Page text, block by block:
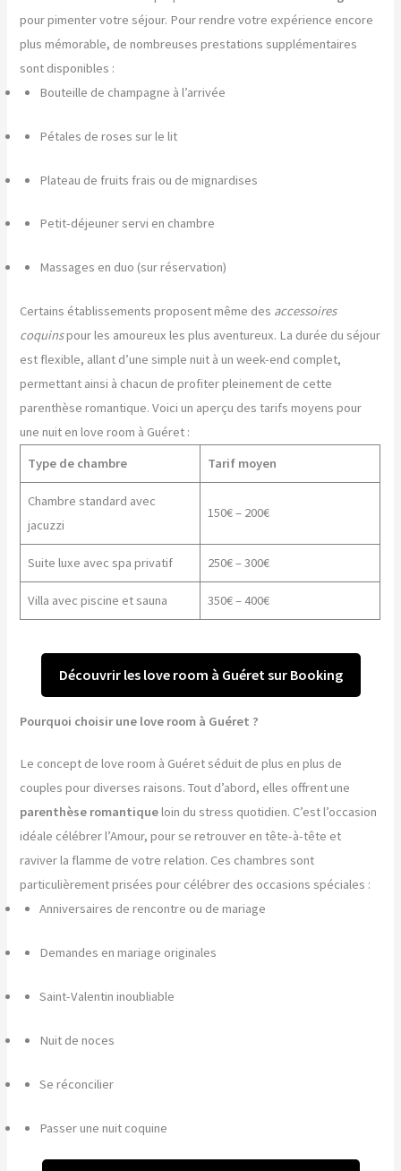
pour pimenter votre séjour. Pour rendre votre expérience encore
plus mémorable, de nombreuses prestations supplémentaires
sont disponibles :
Bouteille de champagne à l’arrivée
Pétales de roses sur le lit
Plateau de fruits frais ou de mignardises
Petit-déjeuner servi en chambre
Massages en duo (sur réservation)
Certains établissements proposent même des accessoires
coquinspour les amoureux les plus aventureux. La durée du séjour
est flexible, allant d’une simple nuit à un week-end complet,
permettant ainsi à chacun de profiter pleinement de cette
parenthèse romantique. Voici un aperçu des tarifs moyens pour
une nuit en love room à Guéret :
Type de chambre
Tarif moyen
Chambre standard avec
jacuzzi
150€ – 200€
Suite luxe avec spa privatif 250€ – 300€
Villa avec piscine et sauna 350€ – 400€
Découvrir les love room à Guéret sur Booking
Pourquoi choisir une love room à Guéret ?
Le concept de love room à Guéret séduit de plus en plus de
couples pour diverses raisons. Tout d’abord, elles offrent une
parenthèse romantiqueloin du stress quotidien. C’est l’occasion
idéale célébrer l’Amour, pour se retrouver en tête-à-tête et
raviver la flamme de votre relation. Ces chambres sont
particulièrement prisées pour célébrer des occasions spéciales :
Anniversaires de rencontre ou de mariage
Demandes en mariage originales
Saint-Valentin inoubliable
Nuit de noces
Se réconcilier
Passer une nuit coquine